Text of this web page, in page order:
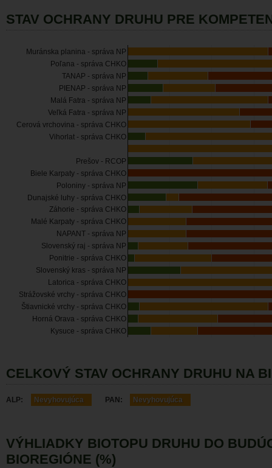
STAV OCHRANY DRUHU PRE
Muránska planina - správa NP
Poľana - správa CHKO
TANAP - správa NP
PIENAP - správa NP
Malá Fatra - správa NP
Veľká Fatra - správa NP
Cerová vrchovina - správa CHKO
Vihorlat - správa CHKO
Prešov - RCOP
Biele Karpaty - správa CHKO
Poloniny - správa NP
Dunajské luhy - správa CHKO
Záhorie - správa CHKO
Malé Karpaty - správa CHKO
NAPANT - správa NP
Slovenský raj - správa NP
Ponitrie - správa CHKO
Slovenský kras - správa NP
Latorica - správa CHKO
Strážovské vrchy - správa CHKO
Štiavnické vrchy - správa CHKO
Horná Orava - správa CHKO
Kysuce - správa CHKO
CELKOVÝ STAV OCHRANY DRUHU NA
ALP: Nevyhovujúca PAN: Nevyhovujúca
VÝHLIADKY BIOTOPU DRUHU DO
BIOREGIÓNE (%)